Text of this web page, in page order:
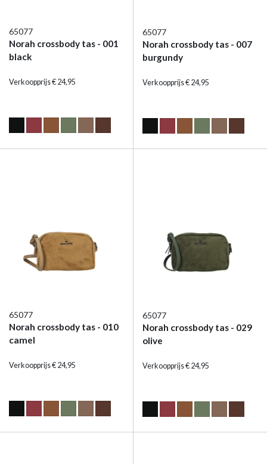
65077
Norah crossbody tas - 001
black
Verkoopprijs € 24,95
65077
Norah crossbody tas - 007
burgundy
Verkoopprijs € 24,95
65077
Norah crossbody tas - 010
camel
Verkoopprijs € 24,95
65077
Norah crossbody tas - 029
olive
Verkoopprijs € 24,95